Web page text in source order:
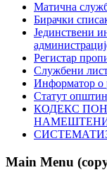
Матична
Бирачки
Јединствени
Регистар
Службени
Информатор о
Статут
КОДЕКС
Main Menu